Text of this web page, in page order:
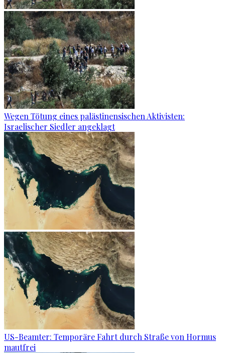
Wegen Tötung eines palästinensischen Aktivisten:
Israelischer Siedler angeklagt
US-Beamter: Temporäre Fahrt durch Straße von Hormus
mautfrei